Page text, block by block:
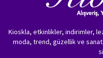
Kioskla, etkinlikler, indirimler,
moda, trend, güzellik ve